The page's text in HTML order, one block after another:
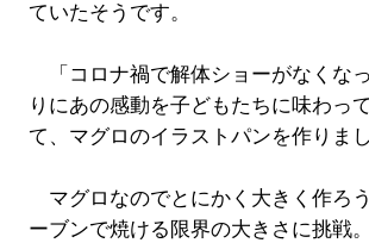
ていたそうです。
「コロナ禍で解体ショーがなくな
りにあの感動を子どもたちに味わっ
て、マグロのイラストパンを作りまし
マグロなのでとにかく大きく作ろ
ーブンで焼ける限界の大きさに挑戦。